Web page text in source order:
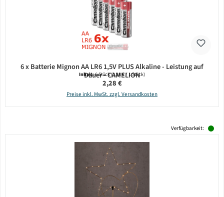
6 x Batterie Mignon AA LR6 1,5V PLUS Alkaline - Leistung auf
Dauer - CAMELION
Inhalt:6 Stück(0,38 € / 1 Stück)
Regulärer Preis:
2,28 €
Preise inkl. MwSt. zzgl. Versandkosten
Verfügbarkeit: